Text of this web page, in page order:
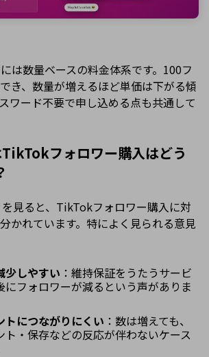
は数量ベースの料金体系です。100フ
き、数量が増えるほど単価は下がる傾
ワード不要で申し込める点も共通して
フォロワー購入はどう
見ると、TikTokフォロワー購入に対
かれています。特によく見られる意見
少しやすい ：維持保証をうたうサービ
にフォロワーが減るという声がありま
トにつながりにくい ：数は増えても、
ト・保存などの反応が伴わないケース